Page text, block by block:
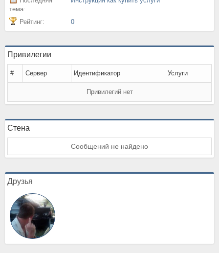
тема:
Рейтинг: 0
Привилегии
# Сервер Идентификатор Услуги
Привилегий нет
Стена
Сообщений не найдено
Друзья